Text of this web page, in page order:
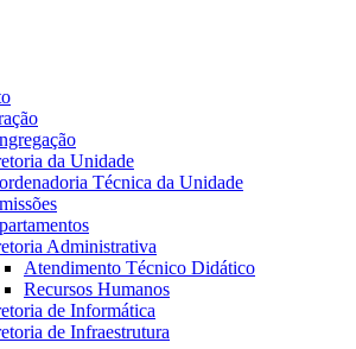
da Unidade
Técnica da Unidade
Administrativa
Atendimento Técnico Didático
Recursos Humanos
de Informática
de Infraestrutura